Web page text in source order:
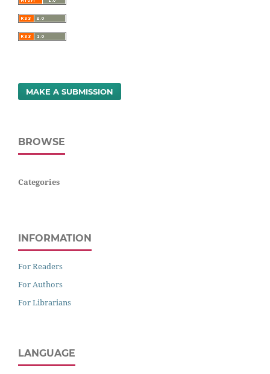
MAKE A SUBMISSION
BROWSE
Categories
INFORMATION
For Readers
For Authors
For Librarians
LANGUAGE